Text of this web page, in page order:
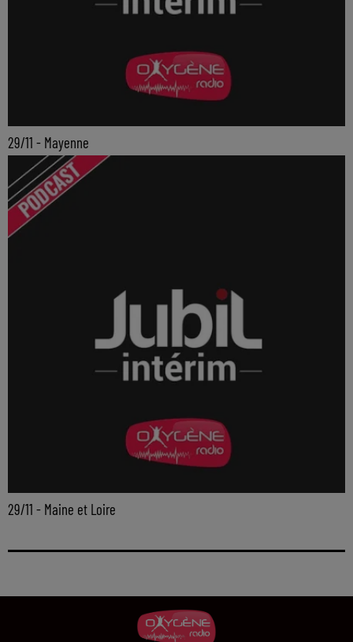
29/11 - Mayenne
29/11 - Maine et Loire